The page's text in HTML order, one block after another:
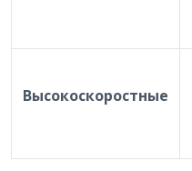
Высокоскоростные